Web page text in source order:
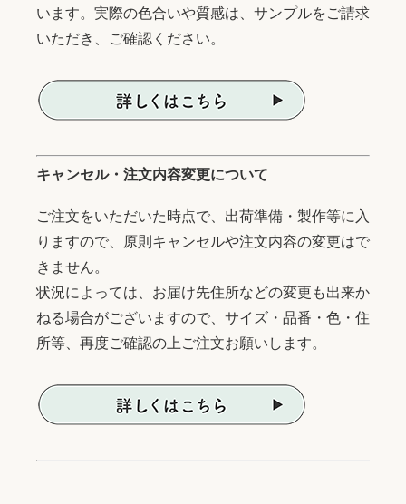
います。実際の色合いや質感は、サンプルをご請求
いただき、ご確認ください。
キャンセル・注文内容変更について
ご注文をいただいた時点で、出荷準備・製作等に入
りますので、原則キャンセルや注文内容の変更はで
きません。
状況によっては、お届け先住所などの変更も出来か
ねる場合がございますので、サイズ・品番・色・住
所等、再度ご確認の上ご注文お願いします。